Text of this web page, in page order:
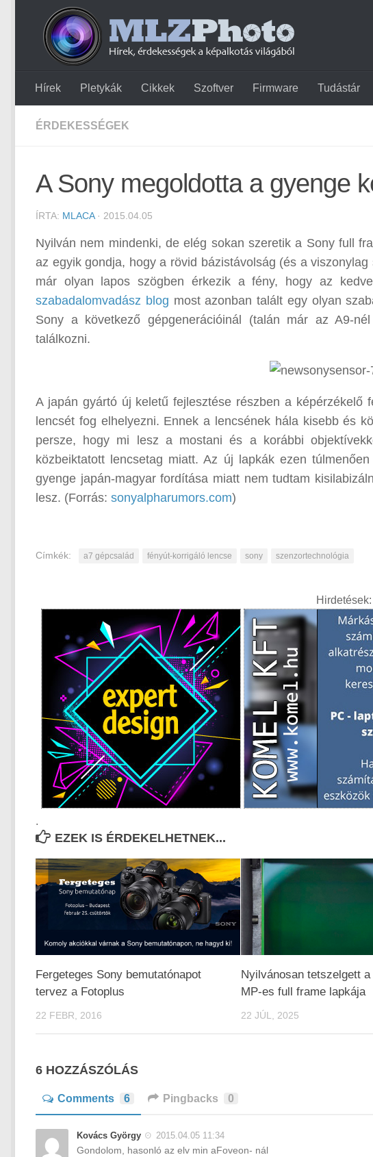
Hírek Pletykák Cikkek Szoftver Firmware Tudástár
ÉRDEKESSÉGEK
A Sony megoldotta a gyenge
ÍRTA: MLACA· 2015.04.05
Nyilván nem mindenki, de elég sokan szeretik a Sony full
az egyik gondja, hogy a rövid bázistávolság (és a
már olyan lapos szögben érkezik a fény, hogy az
szabadalomvadász blog most azonban talált egy olyan
Sony a következő gépgenerációinál (talán már az A9-
találkozni.
A japán gyártó új keletű fejlesztése részben a képérzékelő
lencsét fog elhelyezni. Ennek a lencsének hála kisebb és
persze, hogy mi lesz a mostani és a korábbi
közbeiktatott lencsetag miatt. Az új lapkák ezen
gyenge japán-magyar fordítása miatt nem tudtam
lesz. (Forrás: sonyalpharumors.com)
Címkék: a7 gépcsalád fényút-korrigáló lencse sony szenzortechnológia
Hirdetések:
.
EZEK IS ÉRDEKELHETNEK...
Fergeteges Sony bemutatónapot
tervez a Fotoplus
22 FEBR, 2016
Nyilvánosan tetszelgett a
MP-es full frame lapkája
22 JÚL, 2025
6 HOZZÁSZÓLÁS
Comments 6 Pingbacks 0
Kovács György 2015.04.05 11:34
Gondolom, hasonló az elv min aFoveon- nál